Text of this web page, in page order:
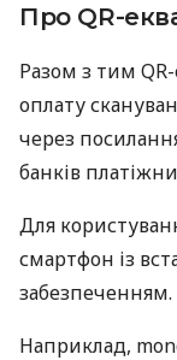
Про QR-
Разом з тим
оплату
через
банків
Для
смартфон із
забезпеченням.
Наприклад,